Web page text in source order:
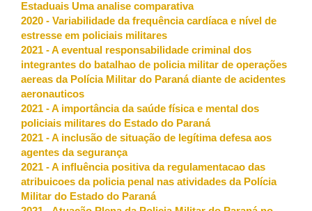
Estaduais Uma analise comparativa
2020 - Variabilidade da frequência cardíaca e nível de
estresse em policiais militares
2021 - A eventual responsabilidade criminal dos
integrantes do batalhao de policia militar de operações
aereas da Polícia Militar do Paraná diante de acidentes
aeronauticos
2021 - A importância da saúde física e mental dos
policiais militares do Estado do Paraná
2021 - A inclusão de situação de legítima defesa aos
agentes da segurança
2021 - A influência positiva da regulamentacao das
atribuicoes da policia penal nas atividades da Polícia
Militar do Estado do Paraná